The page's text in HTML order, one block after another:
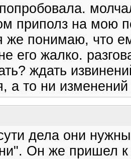
приполз на мою
же понимаю, что
его жалко.
ждать
а то ни
дела они
Он же пришел к